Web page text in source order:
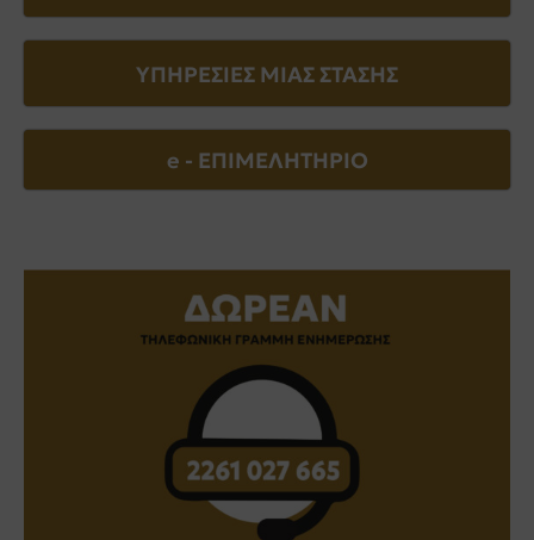
ΥΠΗΡΕΣΙΕΣ ΜΙΑΣ ΣΤΑΣΗΣ
e - EΠΙΜΕΛΗΤΗΡΙΟ